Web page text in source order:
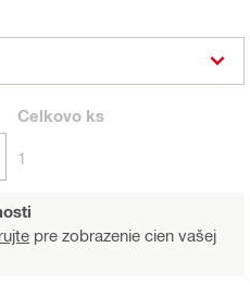
Celkovo ks
1
pre zobrazenie cien vašej